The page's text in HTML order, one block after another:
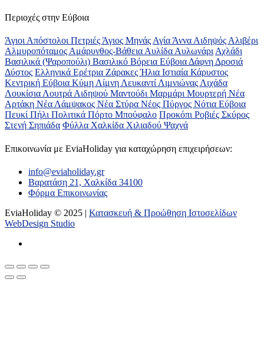
Περιοχές στην Εύβοια
Άγιοι Απόστολοι ΠετριέςΆγιος ΜηνάςΑγία ΆνναΑιδηψόςΑλιβέρι
ΑλμυροπόταμοςΑμάρυνθος-ΒάθειαΑυλίδαΑυλωνάριΑχλάδι
Βασιλικά (Ψαροπούλι) Βασιλικό Βόρεια ΕύβοιαΔάφνηΔροσιά
Δύστος Ελληνικά Ερέτρια ΖάρακεςΉλια Ιστιαία Κάρυστος
Κεντρική Εύβοια ΚύμηΛίμνηΛευκαντίΛιμνιώναςΛιχάδα
ΛουκίσιαΛουτρά Αιδηψού ΜαντούδιΜαρμάριΜουρτερή Νέα
Αρτάκη Νέα Λάμψακος Νέα Στύρα Νέος Πύργος Νότια Εύβοια
ΠευκίΠήλιΠολιτικά Πόρτο Μπούφαλο ΠροκόπιΡοβιές Σκύρος
Στενή Σηπιάδα Φύλλα Χαλκίδα Χιλιαδού Ψαχνά
Επικοινωνία με ΕviaHoliday για καταχώρηση επιχειρήσεων:
info@eviaholiday.gr
Βαρατάση 21, Χαλκίδα 34100
Φόρμα Επικοινωνίας
EviaHoliday © 2025 | Κατασκευή & Προώθηση Ιστοσελίδων
WebDesign Studio